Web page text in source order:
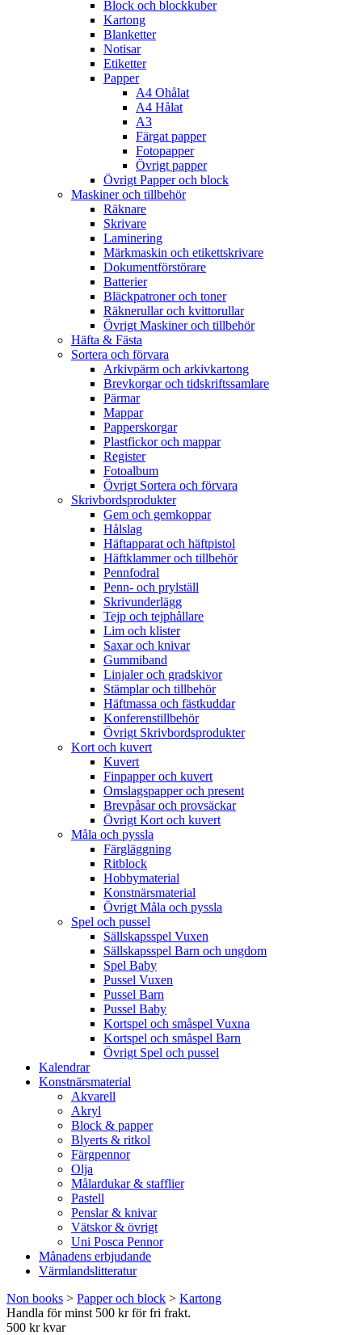
Block och blockkuber
Kartong
Blanketter
Notisar
Etiketter
Papper
A4 Ohålat
A4 Hålat
A3
Färgat papper
Fotopapper
Övrigt papper
Övrigt Papper och block
Maskiner och tillbehör
Räknare
Skrivare
Laminering
Märkmaskin och etikettskrivare
Dokumentförstörare
Batterier
Bläckpatroner och toner
Räknerullar och kvittorullar
Övrigt Maskiner och tillbehör
Häfta & Fästa
Sortera och förvara
Arkivpärm och arkivkartong
Brevkorgar och tidskriftssamlare
Pärmar
Mappar
Papperskorgar
Plastfickor och mappar
Register
Fotoalbum
Övrigt Sortera och förvara
Skrivbordsprodukter
Gem och gemkoppar
Hålslag
Häftapparat och häftpistol
Häftklammer och tillbehör
Pennfodral
Penn- och prylställ
Skrivunderlägg
Tejp och tejphållare
Lim och klister
Saxar och knivar
Gummiband
Linjaler och gradskivor
Stämplar och tillbehör
Häftmassa och fästkuddar
Konferenstillbehör
Övrigt Skrivbordsprodukter
Kort och kuvert
Kuvert
Finpapper och kuvert
Omslagspapper och present
Brevpåsar och provsäckar
Övrigt Kort och kuvert
Måla och pyssla
Färgläggning
Ritblock
Hobbymaterial
Konstnärsmaterial
Övrigt Måla och pyssla
Spel och pussel
Sällskapsspel Vuxen
Sällskapsspel Barn och ungdom
Spel Baby
Pussel Vuxen
Pussel Barn
Pussel Baby
Kortspel och småspel Vuxna
Kortspel och småspel Barn
Övrigt Spel och pussel
Kalendrar
Konstnärsmaterial
Akvarell
Akryl
Block & papper
Blyerts & ritkol
Färgpennor
Olja
Målardukar & stafflier
Pastell
Penslar & knivar
Vätskor & övrigt
Uni Posca Pennor
Månadens erbjudande
Värmlandslitteratur
Non books > Papper och block > Kartong
Handla för minst 500 kr för fri frakt.
500 kr kvar